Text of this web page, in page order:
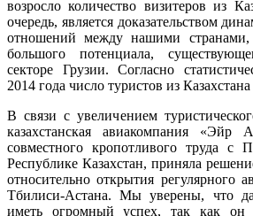
возросло количество визитеров из
очередь, является доказательством
отношений между нашими странами,
большого потенциала,
секторе Грузии. Согласно
2014 года число туристов из
В связи с увеличением
казахстанская авиакомпания «Эйр
совместного кропотливого труда с
Республике Казахстан, приняла
относительно открытия регулярного
Тбилиси-Астана. Мы уверены, что
иметь огромный успех, так как он